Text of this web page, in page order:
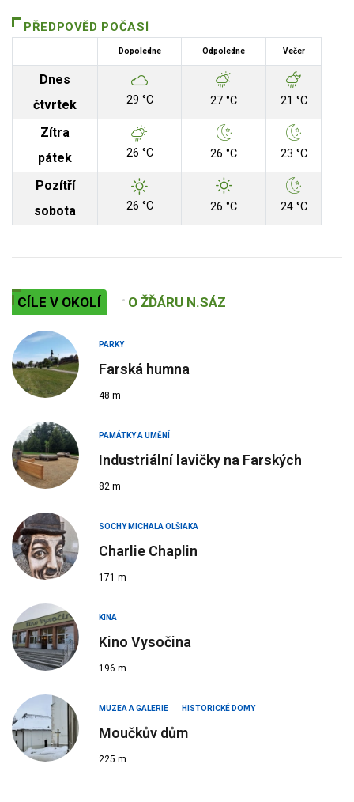
PŘEDPOVĚD POČASÍ
Dopoledne Odpoledne Večer
Dnes
čtvrtek
29 °C 27 °C 21 °C
Zítra
pátek
26 °C 26 °C 23 °C
Pozítří
sobota
26 °C 26 °C 24 °C
CÍLE V OKOLÍ O ŽĎÁRU N.SÁZ
PARKY
Farská humna
48 m
PAMÁTKY A UMĚNÍ
Industriální lavičky na Farských
82 m
SOCHY MICHALA OLŠIAKA
Charlie Chaplin
171 m
KINA
Kino Vysočina
196 m
MUZEA A GALERIE HISTORICKÉ DOMY
Moučkův dům
225 m